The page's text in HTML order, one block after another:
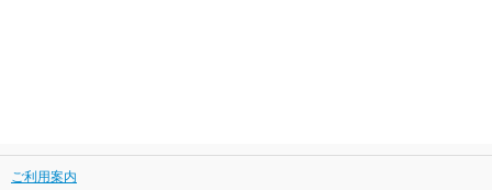
ご利用案内